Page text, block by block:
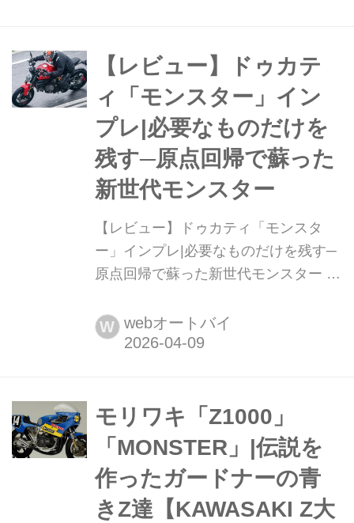
その構成はかつてないほどシンプルに
なった。スタイリングも、新しさの中
にどこか初代のテイストを感じさ...
【レビュー】ドゥカテ
ィ「モンスター」イン
プレ|必要なものだけを
残す─原点回帰で蘇った
新世代モンスター
【レビュー】ドゥカティ「モンスタ
ー」インプレ|必要なものだけを残す─
原点回帰で蘇った新世代モンスター ド
誕生した。パニガーレV2系の最新エン
ジンを搭載しフルチェンジで臨む2026
佐川がレポートする。文:佐川健太郎、
オートバイ編集部 写真:DUCATI▶▶▶
写真はこちら|ドゥカテ...
W webオートバイ
モリワキ「Z1000」
「MONSTER」|伝説を
作ったガードナーの青
きZ達【KAWASAKI Z大